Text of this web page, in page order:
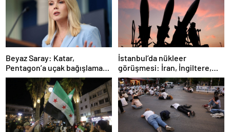
Beyaz Saray: Katar,
Pentagon’a uçak bağışlamayı
teklif etti
İstanbul’da nükleer
görüşmesi: İran, İngiltere,
Fransa ve Almanya buluşacak